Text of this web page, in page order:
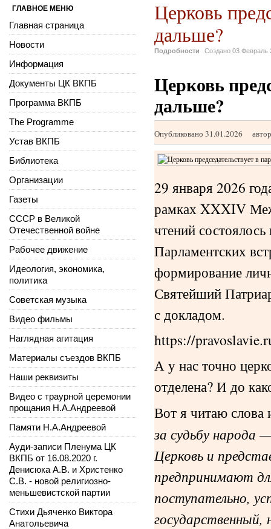
Церковь
дальше?
Подробности Создано 03 Февраль
Церковь
дальше?
Опубликовано 31.01.2026
29 января 2026
рамках XXXIV
чтений
Парламентских
формирование
Святейший
с докладом.
https://
А у нас точно
отделена? И до
Вот я читаю слова
за судьбу народа
Церковь и
предпринимают
поступательно,
ГЛАВНОЕ МЕНЮ
Главная страница
Новости
Информация
Документы ЦК ВКПБ
Программа ВКПБ
The Programme
Устав ВКПБ
Библиотека
Организации
Газеты
СССР в Великой
Отечественной войне
Рабочее движение
Идеология, экономика,
политика
Советская музыка
Видео фильмы
Наглядная агитация
Материалы съездов ВКПБ
Наши реквизиты
Видео с траурной церемонии
прощания Н.А.Андреевой
Памяти Н.А.Андреевой
Ауди-записи Пленума ЦК
ВКПБ от 16.08.2020 г.
Денисюка А.В. и Христенко
С.В. - новой религиозно-
меньшевистской партии
Стихи Дьяченко Виктора
Анатольевича